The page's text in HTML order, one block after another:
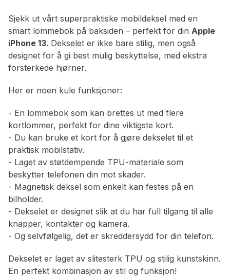
Sjekk ut vårt superpraktiske mobildeksel med en
smart lommebok på baksiden – perfekt for din Apple
iPhone 13. Dekselet er ikke bare stilig, men også
designet for å gi best mulig beskyttelse, med ekstra
forsterkede hjørner.
Her er noen kule funksjoner:
- En lommebok som kan brettes ut med flere
kortlommer, perfekt for dine viktigste kort.
- Du kan bruke et kort for å gjøre dekselet til et
praktisk mobilstativ.
- Laget av støtdempende TPU-materiale som
beskytter telefonen din mot skader.
- Magnetisk deksel som enkelt kan festes på en
bilholder.
- Dekselet er designet slik at du har full tilgang til alle
knapper, kontakter og kamera.
- Og selvfølgelig, det er skreddersydd for din telefon.
Dekselet er laget av slitesterk TPU og stilig kunstskinn.
En perfekt kombinasjon av stil og funksjon!